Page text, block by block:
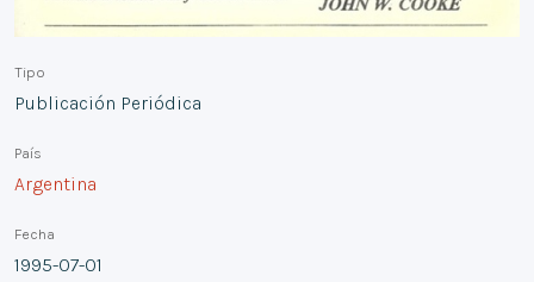
Tipo
Publicación Periódica
País
Argentina
Fecha
1995-07-01